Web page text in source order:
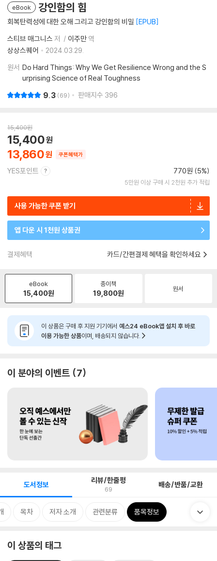
eBook 강인함의 힘
회복탄력성에 대한 오해 그리고 강인함의 비밀 EPUB
스티브 매그니스 저 이주만 역
상상스퀘어
2024.03.29.
원서 Do Hard Things: Why We Get Resilience Wrong and the S
urprising Science of Real Toughness
9.3 69 판매지수 396
15,400원
13,860
15,400
쿠폰혜택가
YES포인트 770원 (5%)
5만원 이상 구매 시 2천원 추가 적립
사용 가능한 쿠폰 받기
앱 다운 시 1천원 상품권
결제혜택 카드/간편결제 혜택을 확인하세요
eBook
15,400원
종이책
19,800원 원서
이 상품은 구매 후 지원 기기에서 예스24 eBook앱 설치 후 바로
이용 가능한 상품이며, 배송되지 않습니다.
이 분야의 이벤트 7
도서정보 리뷰/한줄평
69 배송/반품/교환
목차 저자 소개 관련분류 품목정보
이 상품의 태그